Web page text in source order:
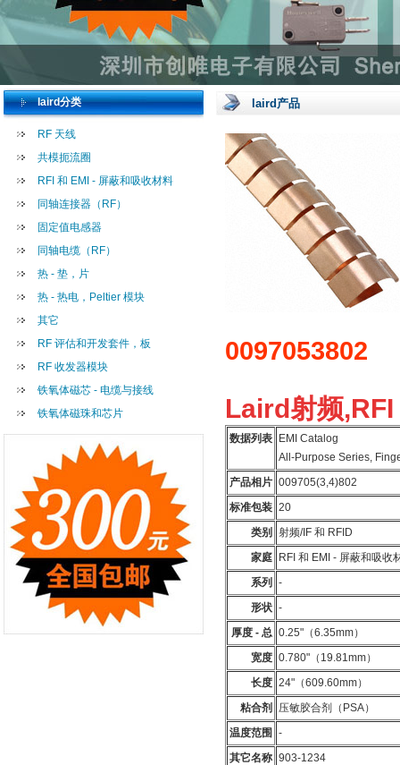
laird分类
RF 天线
共模扼流圈
RFI 和 EMI - 屏蔽和吸收材料
同轴连接器（RF）
固定值电感器
同轴电缆（RF）
热 - 垫，片
热 - 热电，Peltier 模块
其它
RF 评估和开发套件，板
RF 收发器模块
铁氧体磁芯 - 电缆与接线
铁氧体磁珠和芯片
laird产品
0097053802
Laird射频
数据列表
EMI Catalog
All-Purpose Series,
产品相片 009705(3,4)802
标准包装 20
类别
射频/IF 和 RFID
家庭
RFI 和 EMI - 屏蔽和吸收
系列
-
形状 -
厚度 - 总 0.25"（6.35mm）
宽度 0.780"（19.81mm）
长度 24"（609.60mm）
粘合剂
压敏胶合剂（PSA）
温度范围
-
其它名称 903-1234